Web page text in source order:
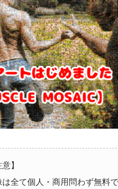
】
は全て個人・商用問わず無料